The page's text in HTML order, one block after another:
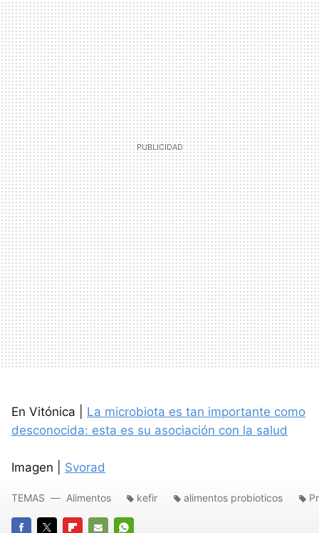
En Vitónica | La microbiota es tan importante como
desconocida: esta es su asociación con la salud
Imagen | Svorad
TEMAS Alimentos kefir alimentos probioticos